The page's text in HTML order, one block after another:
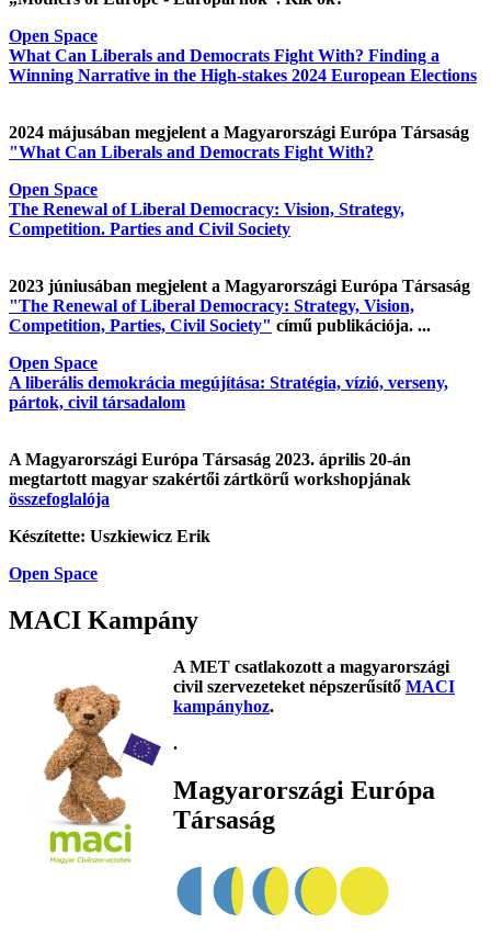
Open Space
What Can Liberals and Democrats Fight With? Finding a
Winning Narrative in the High-stakes 2024 European Elections
2024 májusában megjelent a Magyarországi Európa Társaság
"What Can Liberals and Democrats Fight With?
Open Space
The Renewal of Liberal Democracy: Vision, Strategy,
Competition. Parties and Civil Society
2023 júniusában megjelent a Magyarországi Európa Társaság
"The Renewal of Liberal Democracy: Strategy, Vision,
Competition, Parties, Civil Society" című publikációja. ...
Open Space
A liberális demokrácia megújítása: Stratégia, vízió, verseny,
pártok, civil társadalom
A Magyarországi Európa Társaság 2023. április 20-án
megtartott magyar szakértői zártkörű workshopjának
összefoglalója
Készítette: Uszkiewicz Erik
Open Space
MACI Kampány
A MET csatlakozott a magyarországi
civil szervezeteket népszerűsítő MACI
kampányhoz.
.
Magyarországi Európa
Társaság